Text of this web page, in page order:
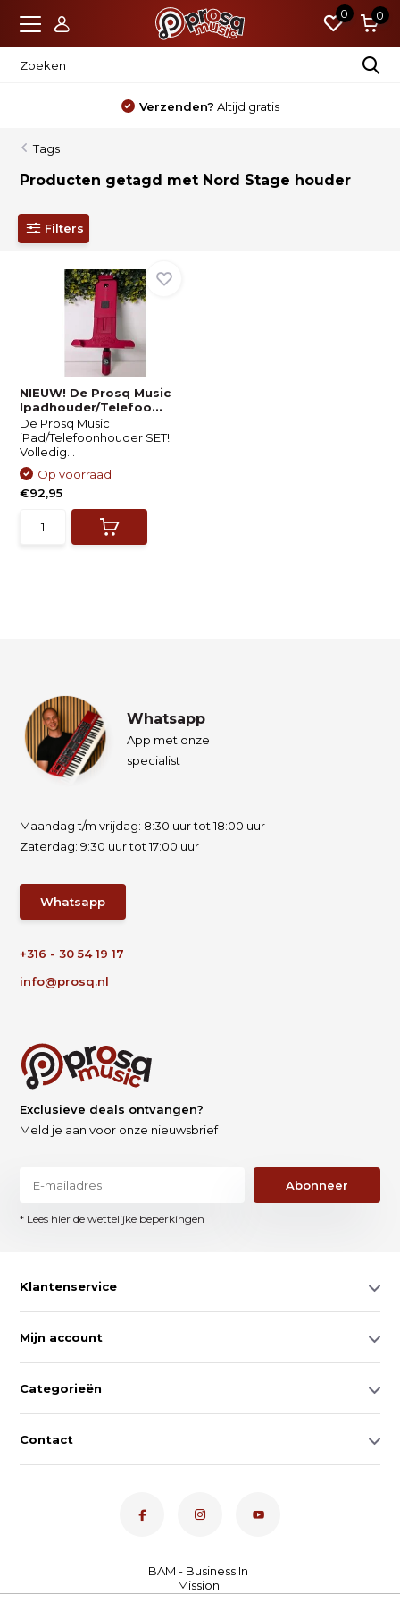
0 0
Verzenden? Altijd gratis
Tags
Producten getagd met Nord Stage houder
Filters
NIEUW! De Prosq Music
Ipadhouder/Telefoo...
De Prosq Music
iPad/Telefoonhouder SET!
Volledig...
Op voorraad
€92,95
Whatsapp
App met onze
specialist
Maandag t/m vrijdag: 8:30 uur tot 18:00 uur
Zaterdag: 9:30 uur tot 17:00 uur
Whatsapp
+316 - 30 54 19 17
info@prosq.nl
Exclusieve deals ontvangen?
Meld je aan voor onze nieuwsbrief
Abonneer
* Lees hier de wettelijke beperkingen
Klantenservice
Mijn account
Categorieën
Contact